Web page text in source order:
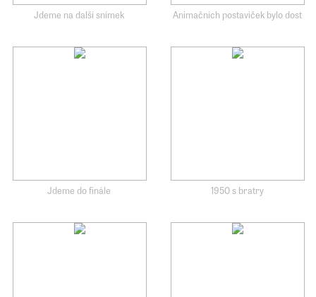
Jdeme na další snímek Animačních postaviček bylo dost
Jdeme do finále 1950 s bratry